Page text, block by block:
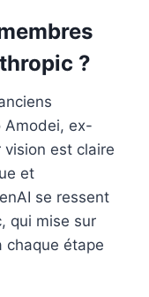
?
Amodei, ex-
est claire
et
se ressent
qui mise sur
chaque étape